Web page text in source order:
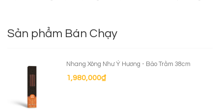
Sản phẩm Bán Chạy
Nhang Xông Như Ý Hương - Bảo Trầm 38cm
1,980,000₫